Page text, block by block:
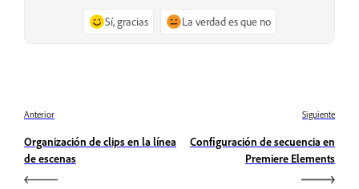
Sí, gracias La verdad es que no
Anterior
Organización de clips en la línea
de escenas
Siguiente
Configuración de secuencia en
Premiere Elements